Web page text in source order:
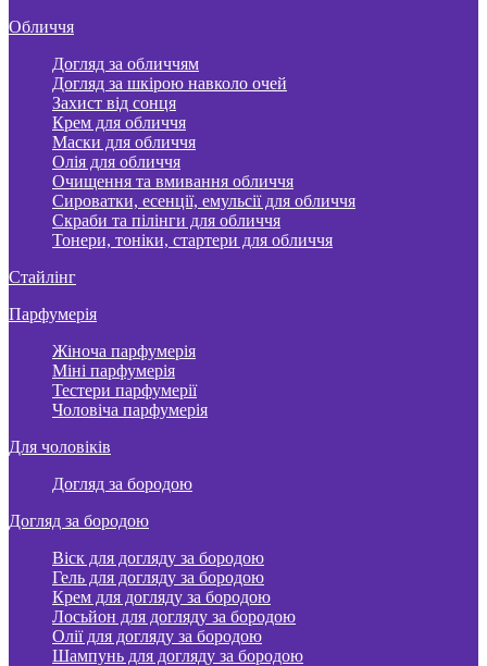
Обличчя
Догляд за обличчям
Догляд за шкірою навколо очей
Захист від сонця
Крем для обличчя
Маски для обличчя
Олія для обличчя
Очищення та вмивання обличчя
Сироватки, есенції, емульсії для обличчя
Скраби та пілінги для обличчя
Тонери, тоніки, стартери для обличчя
Стайлінг
Парфумерія
Жіноча парфумерія
Міні парфумерія
Тестери парфумерії
Чоловіча парфумерія
Для чоловіків
Догляд за бородою
Догляд за бородою
Віск для догляду за бородою
Гель для догляду за бородою
Крем для догляду за бородою
Лосьйон для догляду за бородою
Олії для догляду за бородою
Шампунь для догляду за бородою